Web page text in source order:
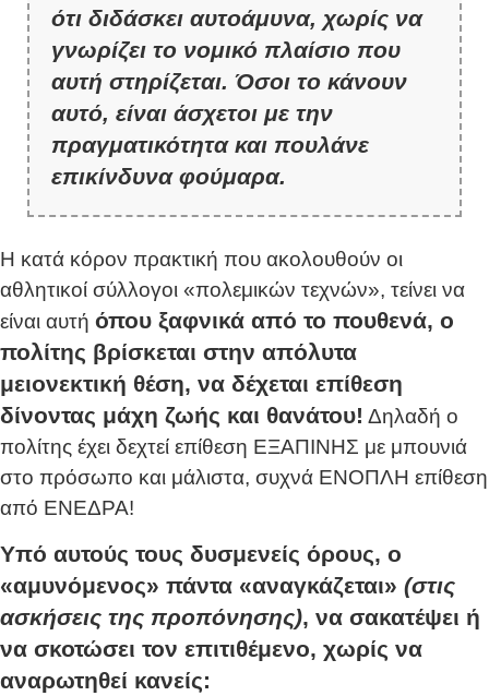
ότι διδάσκει αυτοάμυνα, χωρίς να
γνωρίζει το νομικό πλαίσιο που
αυτή στηρίζεται. Όσοι το κάνουν
αυτό, είναι άσχετοι με την
πραγματικότητα και πουλάνε
επικίνδυνα φούμαρα.
Η κατά κόρον πρακτική που ακολουθούν οι
αθλητικοί σύλλογοι «πολεμικών τεχνών», τείνει να
είναι αυτή όπου ξαφνικά από το πουθενά, ο
πολίτης βρίσκεται στην απόλυτα
μειονεκτική θέση, να δέχεται επίθεση
δίνοντας μάχη ζωής και θανάτου! Δηλαδή ο
πολίτης έχει δεχτεί επίθεση ΕΞΑΠΙΝΗΣ με μπουνιά
στο πρόσωπο και μάλιστα, συχνά ΕΝΟΠΛΗ επίθεση
από ΕΝΕΔΡΑ!
Υπό αυτούς τους δυσμενείς όρους, ο
«αμυνόμενος» πάντα «αναγκάζεται» (στις
ασκήσεις της προπόνησης), να σακατέψει ή
να σκοτώσει τον επιτιθέμενο, χωρίς να
αναρωτηθεί κανείς: